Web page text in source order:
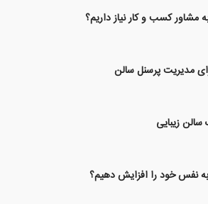
مشاور کسب و کار نیاز داریم؟
مدیریت پرسنل سالن
زیبایی
به نفس خود را افزایش دهیم؟